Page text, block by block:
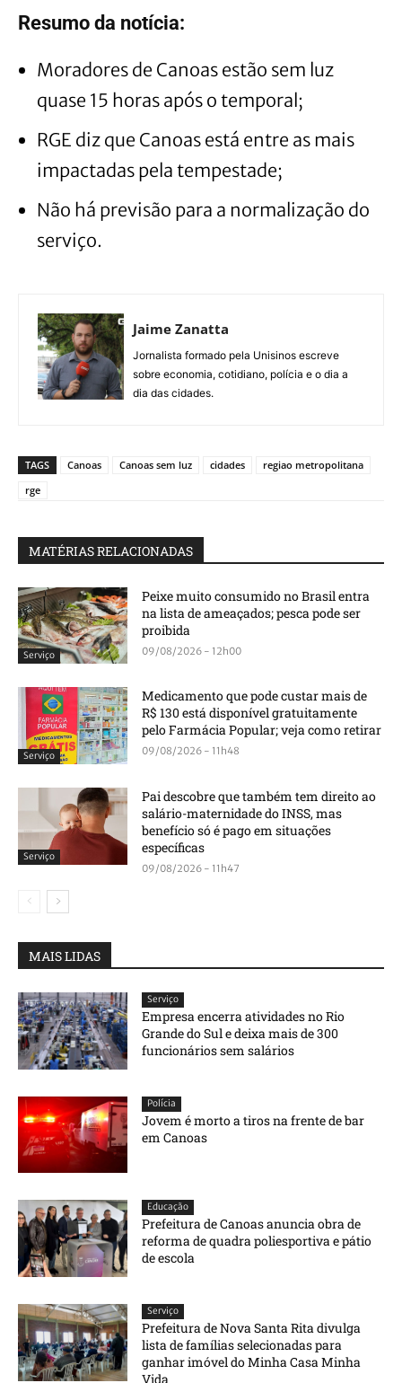
Resumo da notícia:
Moradores de Canoas estão sem luz
quase 15 horas após o temporal;
RGE diz que Canoas está entre as mais
impactadas pela tempestade;
Não há previsão para a normalização do
serviço.
Jaime Zanatta
Jornalista formado pela Unisinos escreve
sobre economia, cotidiano, polícia e o dia a
dia das cidades.
TAGS Canoas Canoas sem luz cidades
regiao metropolitana
rge
MATÉRIAS RELACIONADAS
Serviço
Peixe muito consumido no Brasil entra
na lista de ameaçados; pesca pode ser
proibida
09/08/2026 - 12h00
Serviço
Medicamento que pode custar mais de
R$ 130 está disponível gratuitamente
pelo Farmácia Popular; veja como retirar
09/08/2026 - 11h48
Serviço
Pai descobre que também tem direito ao
salário-maternidade do INSS, mas
benefício só é pago em situações
específicas
09/08/2026 - 11h47
MAIS LIDAS
Serviço
Empresa encerra atividades no Rio
Grande do Sul e deixa mais de 300
funcionários sem salários
Polícia
Jovem é morto a tiros na frente de bar
em Canoas
Educação
Prefeitura de Canoas anuncia obra de
reforma de quadra poliesportiva e pátio
de escola
Serviço
Prefeitura de Nova Santa Rita divulga
lista de famílias selecionadas para
ganhar imóvel do Minha Casa Minha
Vida